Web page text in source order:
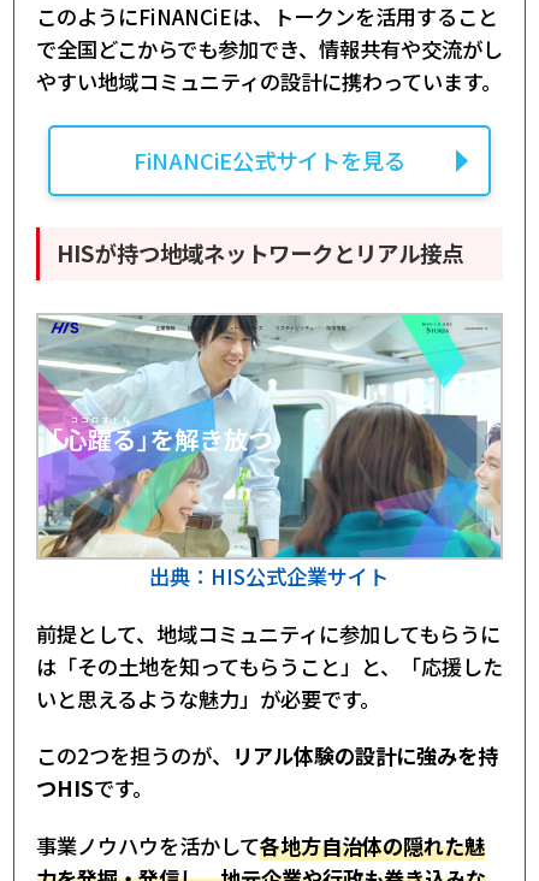
このようにFiNANCiEは、トークンを活用すること
で全国どこからでも参加でき、情報共有や交流がし
やすい地域コミュニティの設計に携わっています。
FiNANCiE公式サイトを見る
HISが持つ地域ネットワークとリアル接点
出典：HIS公式企業サイト
前提として、地域コミュニティに参加してもらうに
は「その土地を知ってもらうこと」と、「応援した
いと思えるような魅力」が必要です。
この2つを担うのが、 リアル体験の設計に強みを持
つHISです。
事業ノウハウを活かして各地方自治体の隠れた魅